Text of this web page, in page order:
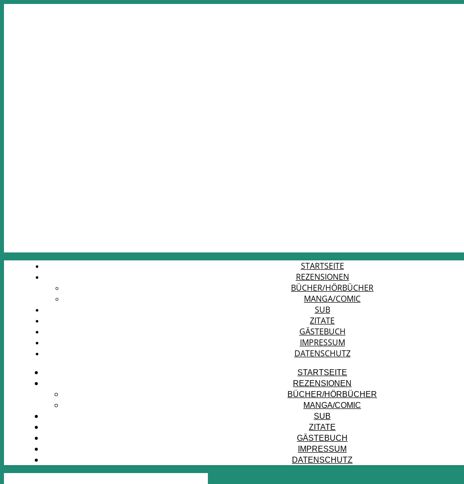
STARTSEITE
REZENSIONEN
BÜCHER/HÖRBÜCHER
MANGA/COMIC
SUB
ZITATE
GÄSTEBUCH
IMPRESSUM
DATENSCHUTZ
STARTSEITE
REZENSIONEN
BÜCHER/HÖRBÜCHER
MANGA/COMIC
SUB
ZITATE
GÄSTEBUCH
IMPRESSUM
DATENSCHUTZ